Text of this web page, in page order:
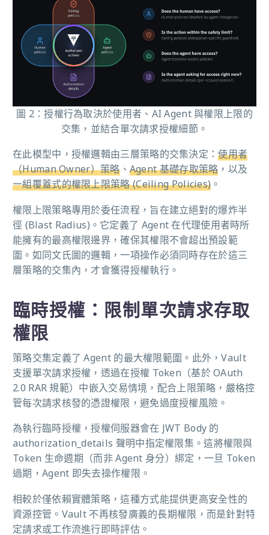
圖 2：授權行為取決於使用者、AI Agent 與權限上限的
交集，並結合單次請求授權細節。
在此模型中，授權邏輯由三層策略的交集決定：使用者
（Human Owner）策略、 Agent 基礎存取策略 ，以及
一組覆蓋式的權限上限策略 (Ceiling Policies) 。
權限上限策略專用於委任流程，旨在建立絕對的爆炸半
徑 (Blast Radius)。它定義了 Agent 在代理使用者時所
能擁有的最高權限邊界，確保其權限不會超出預設範
圍。如同文氏圖的邏輯，一項操作必須同時存在於這三
層策略的交集內，才會獲得授權執行。
臨時授權：限制單次請求存取
權限
策略交集定義了 Agent 的最大權限範圍。此外，Vault
支援單次請求授權，透過在授權 Token（基於 OAuth
2.0 RAR 規範）中嵌入交易情境，配合上限策略，嚴格控
管每次請求核發的憑證權限，避免過度授權風險。
為執行臨時授權，授權伺服器會在 JWT Body 的
authorization_details 聲明中指定權限集。這將權限與
Token 生命週期（而非 Agent 身分）綁定，一旦 Token
過期，Agent 即失去操作權限。
相較於僅依賴實體策略，這種方式能提供更高安全性的
資源控管。Vault 不再核發廣義的長期權限，而是針對特
定請求或工作流進行即時評估。